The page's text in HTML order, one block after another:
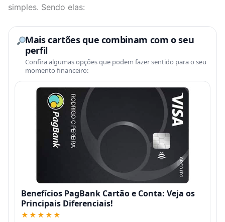
simples. Sendo elas:
Mais cartões que combinam com o seu
perfil
Confira algumas opções que podem fazer sentido para o seu
momento financeiro:
Benefícios PagBank Cartão e Conta: Veja os
Principais Diferenciais!
★★★★★